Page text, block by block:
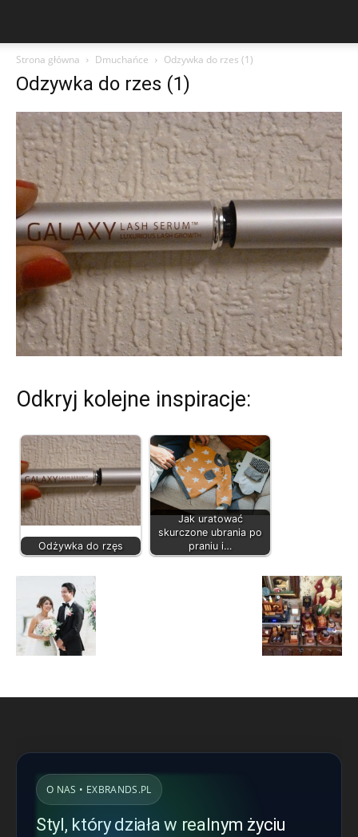
Strona główna Dmuchańce Odzywka do rzes (1)
Odzywka do rzes (1)
Odkryj kolejne inspiracje:
Odżywka do rzęs
Jak uratować
skurczone ubrania po
praniu i…
O NAS • EXBRANDS.PL
Styl, który działa w realnym życiu